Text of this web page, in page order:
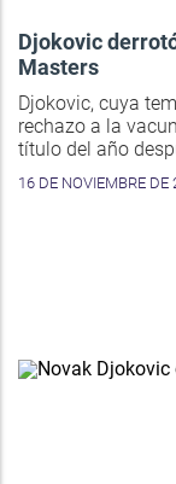
Djokovic
Masters
Djokovic, cuya
rechazo a la
título del año
16 DE NOVIEMBRE